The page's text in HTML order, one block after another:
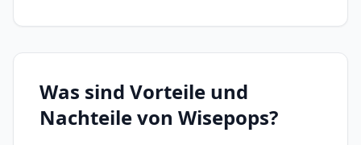
Was sind Vorteile und
Nachteile von Wisepops?